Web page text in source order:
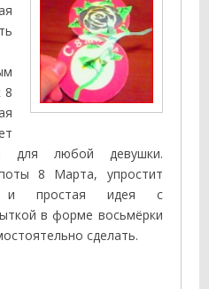
8
для любой девушки.
8 Марта, упростит
и простая идея с
в форме восьмёрки
сделать.